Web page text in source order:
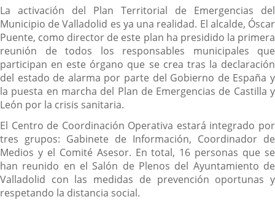
Descripción
La activación del Plan Territorial de Emergencias del
Municipio de Valladolid es ya una realidad. El alcalde, Óscar
Puente, como director de este plan ha presidido la primera
reunión de todos los responsables municipales que
participan en este órgano que se crea tras la declaración
del estado de alarma por parte del Gobierno de España y
la puesta en marcha del Plan de Emergencias de Castilla y
León por la crisis sanitaria.
El Centro de Coordinación Operativa estará integrado por
tres grupos: Gabinete de Información, Coordinador de
Medios y el Comité Asesor. En total, 16 personas que se
han reunido en el Salón de Plenos del Ayuntamiento de
Valladolid con las medidas de prevención oportunas y
respetando la distancia social.